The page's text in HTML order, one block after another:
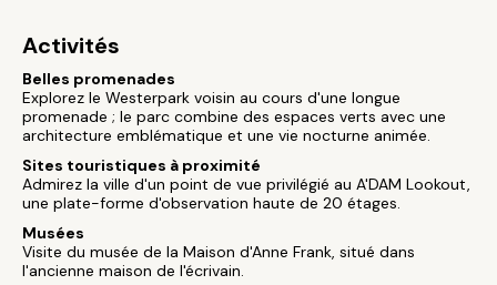
Activités
Belles promenades
Explorez le Westerpark voisin au cours d'une longue
promenade ; le parc combine des espaces verts avec une
architecture emblématique et une vie nocturne animée.
Sites touristiques à proximité
Admirez la ville d'un point de vue privilégié au A'DAM Lookout,
une plate-forme d'observation haute de 20 étages.
Musées
Visite du musée de la Maison d'Anne Frank, situé dans
l'ancienne maison de l'écrivain.